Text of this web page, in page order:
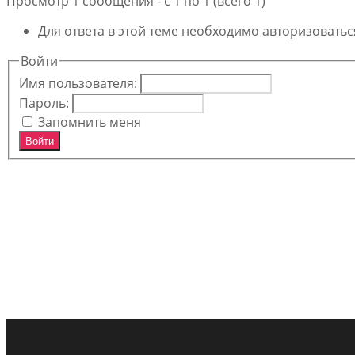
Для ответа в этой теме необходимо
Войти
Имя пользователя:
Пароль:
Запомнить меня
Войти